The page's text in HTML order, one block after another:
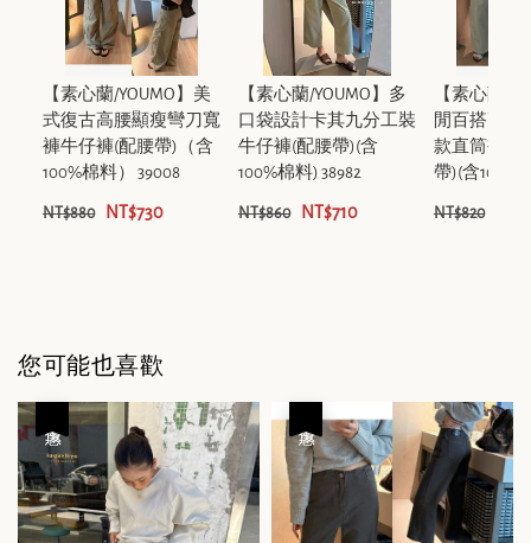
【素心蘭/YOUMO】美
式復古高腰顯瘦彎刀寬
褲牛仔褲(配腰帶)（含
100%棉料） 39008
NT$880 NT$730
【素心蘭/YOUMO】多
口袋設計卡其九分工裝
牛仔褲(配腰帶)(含
100%棉料) 38982
NT$860 NT$710
【素心蘭/
閒百搭高腰
款直筒褲牛
帶)(含100%
NT$820
您可能也喜歡